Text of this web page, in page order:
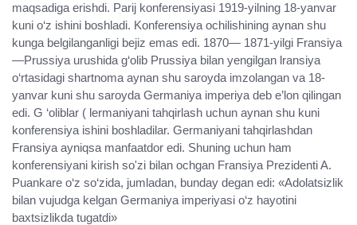
maqsadiga erishdi. Parij konferensiyasi 1919-yilning 18-yanvar
kuni o‘z ishini boshladi. Konferensiya ochilishining aynan shu
kunga belgilanganligi bejiz emas edi. 1870— 1871-yilgi Fransiya
—Prussiya urushida g‘olib Prussiya bilan yengilgan lransiya
o‘rtasidagi shartnoma aynan shu saroyda imzolangan va 18-
yanvar kuni shu saroyda Germaniya imperiya deb e’lon qilingan
edi. G ‘oliblar ( lermaniyani tahqirlash uchun aynan shu kuni
konferensiya ishini boshladilar. Germaniyani tahqirlashdan
Fransiya ayniqsa manfaatdor edi. Shuning uchun ham
konferensiyani kirish so'zi bilan ochgan Fransiya Prezidenti A.
Puankare o‘z so‘zida, jumladan, bunday degan edi: «Adolatsizlik
bilan vujudga kelgan Germaniya imperiyasi o‘z hayotini
baxtsizlikda tugatdi»